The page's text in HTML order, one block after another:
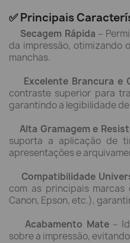
✅ Principais
Secagem Rápida –
da impressão, otimizando
manchas.
Excelente Brancura e
contraste superior para
garantindo a legibilidade
Alta Gramagem e
suporta a aplicação de
apresentações e
Compatibilidade
com as principais marcas
Canon, Epson, etc.),
Acabamento Mate–
sobre a impressão,